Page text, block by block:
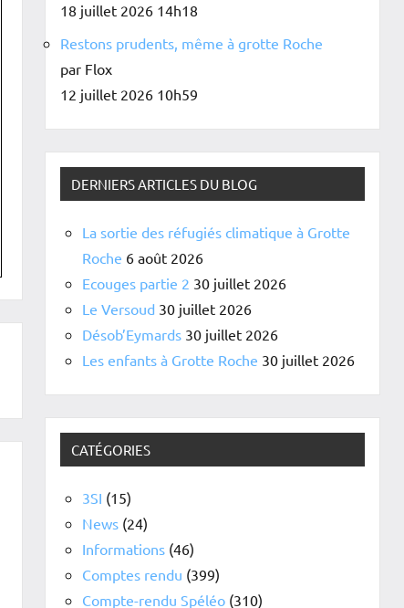
18 juillet 2026 14h18
Restons prudents, même à grotte Roche
par Flox
12 juillet 2026 10h59
DERNIERS ARTICLES DU BLOG
La sortie des réfugiés climatique à Grotte
Roche 6 août 2026
Ecouges partie 2 30 juillet 2026
Le Versoud 30 juillet 2026
Désob’Eymards 30 juillet 2026
Les enfants à Grotte Roche 30 juillet 2026
CATÉGORIES
3SI (15)
News (24)
Informations (46)
Comptes rendu (399)
Compte-rendu Spéléo (310)